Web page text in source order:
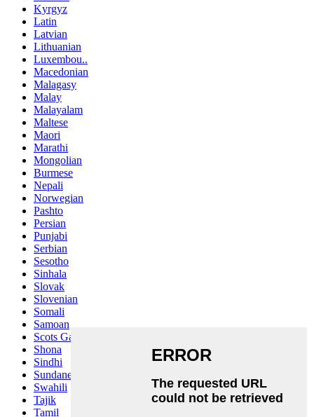
Kyrgyz
Latin
Latvian
Lithuanian
Luxembou..
Macedonian
Malagasy
Malay
Malayalam
Maltese
Maori
Marathi
Mongolian
Burmese
Nepali
Norwegian
Pashto
Persian
Punjabi
Serbian
Sesotho
Sinhala
Slovak
Slovenian
Somali
Samoan
Scots Gaelic
Shona
Sindhi
Sundanese
Swahili
Tajik
Tamil